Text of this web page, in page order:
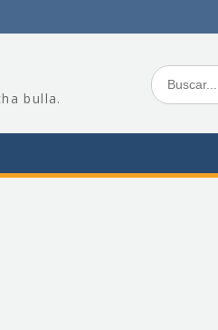
bulla.
Buscar: